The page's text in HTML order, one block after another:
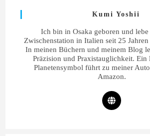
Kumi Yoshii
Ich bin in Osaka geboren und lebe
Zwischenstation in Italien seit 25
In meinen Büchern und meinem Blog
Präzision und Praxistauglichkeit.
Planetensymbol führt zu meiner
Amazon.